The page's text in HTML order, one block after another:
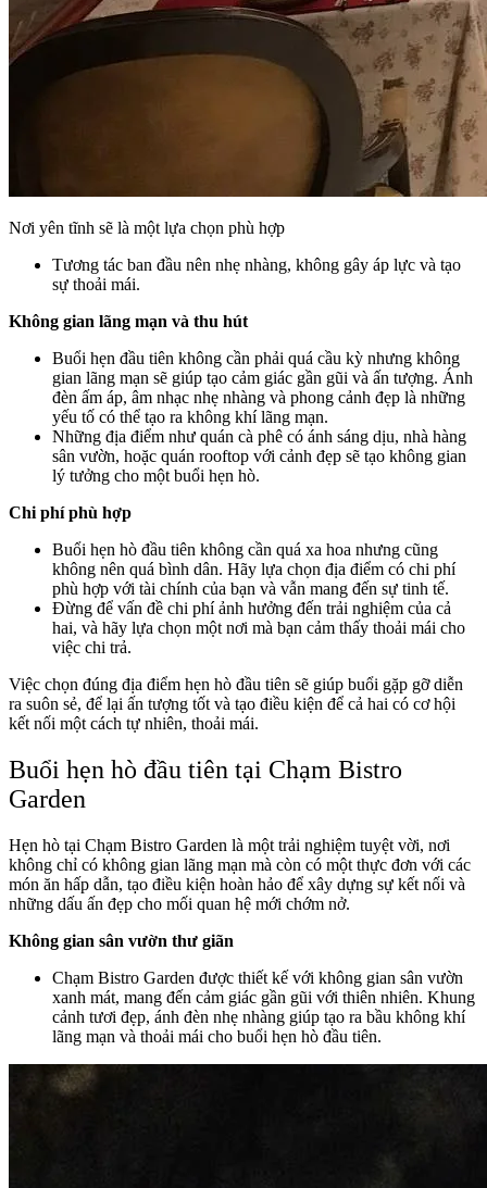
Nơi yên tĩnh sẽ là một lựa chọn phù hợp
Tương tác ban đầu nên nhẹ nhàng, không gây áp lực và tạo
sự thoải mái.
Không gian lãng mạn và thu hút
Buổi hẹn đầu tiên không cần phải quá cầu kỳ nhưng không
gian lãng mạn sẽ giúp tạo cảm giác gần gũi và ấn tượng. Ánh
đèn ấm áp, âm nhạc nhẹ nhàng và phong cảnh đẹp là những
yếu tố có thể tạo ra không khí lãng mạn.
Những địa điểm như quán cà phê có ánh sáng dịu, nhà hàng
sân vườn, hoặc quán rooftop với cảnh đẹp sẽ tạo không gian
lý tưởng cho một buổi hẹn hò.
Chi phí phù hợp
Buổi hẹn hò đầu tiên không cần quá xa hoa nhưng cũng
không nên quá bình dân. Hãy lựa chọn địa điểm có chi phí
phù hợp với tài chính của bạn và vẫn mang đến sự tinh tế.
Đừng để vấn đề chi phí ảnh hưởng đến trải nghiệm của cả
hai, và hãy lựa chọn một nơi mà bạn cảm thấy thoải mái cho
việc chi trả.
Việc chọn đúng địa điểm hẹn hò đầu tiên sẽ giúp buổi gặp gỡ diễn
ra suôn sẻ, để lại ấn tượng tốt và tạo điều kiện để cả hai có cơ hội
kết nối một cách tự nhiên, thoải mái.
Buổi hẹn hò đầu tiên tại Chạm Bistro
Garden
Hẹn hò tại Chạm Bistro Garden là một trải nghiệm tuyệt vời, nơi
không chỉ có không gian lãng mạn mà còn có một thực đơn với các
món ăn hấp dẫn, tạo điều kiện hoàn hảo để xây dựng sự kết nối và
những dấu ấn đẹp cho mối quan hệ mới chớm nở.
Không gian sân vườn thư giãn
Chạm Bistro Garden được thiết kế với không gian sân vườn
xanh mát, mang đến cảm giác gần gũi với thiên nhiên. Khung
cảnh tươi đẹp, ánh đèn nhẹ nhàng giúp tạo ra bầu không khí
lãng mạn và thoải mái cho buổi hẹn hò đầu tiên.